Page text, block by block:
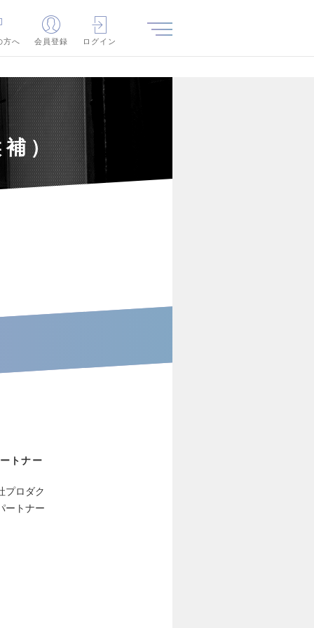
方へ 会員登録 ログイン
補）
トナー
プロダク
ートナー